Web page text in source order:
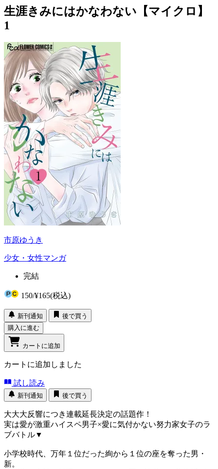
生涯きみにはかなわない【マイクロ】
1
市原ゆうき
少女・女性マンガ
完結
150/¥165(税込)
新刊通知
後で買う
購入に進む
カートに追加
カートに追加しました
試し読み
新刊通知 後で買う
大大大反響につき連載延長決定の話題作！
実は愛が激重ハイスペ男子×愛に気付かない努力家女子のラ
ブバトル▼
小学校時代、万年１位だった絢から１位の座を奪った男・
新。